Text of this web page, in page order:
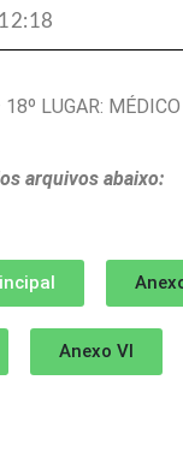
12:18
18º LUGAR:
arquivos abaixo:
Anexo VI